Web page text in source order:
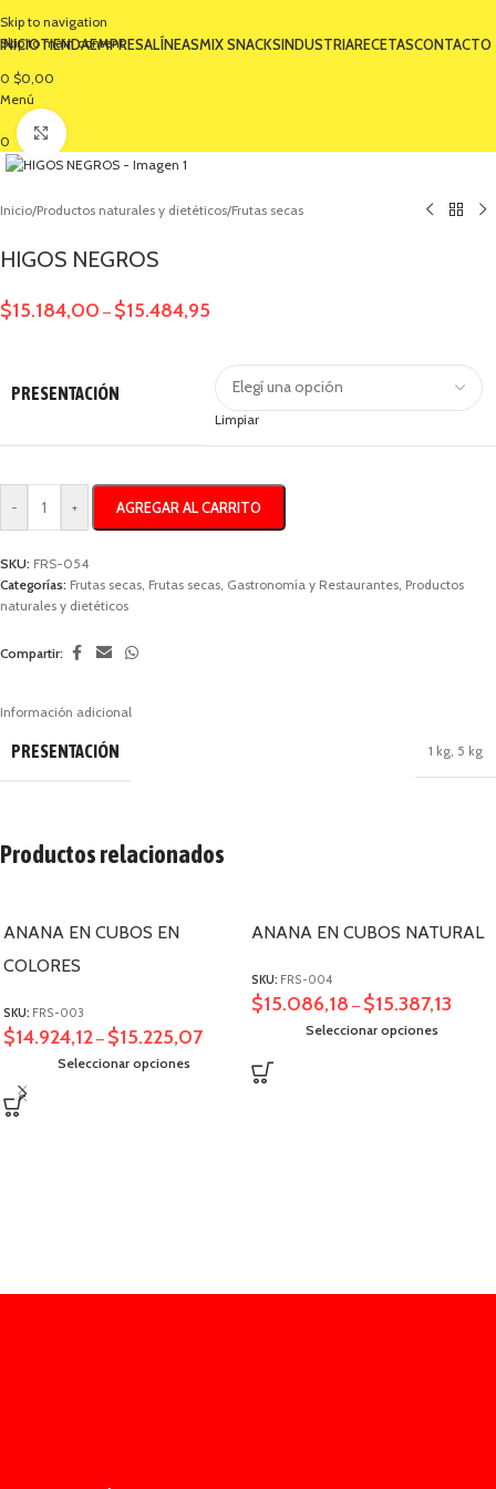
Skip to navigation
Skip to main content
INICIOTIENDAEMPRESALÍNEASMIX SNACKSINDUSTRIARECETASCONTACTO
0 $0,00
Menú
0
Clic para ampliar
Inicio/Productos naturales y dietéticos/Frutas secas
HIGOS NEGROS
$15.184,00 – $15.484,95
PRESENTACIÓN
Limpiar
- + AGREGAR AL CARRITO
SKU: FRS-054
Categorías: Frutas secas Frutas secas Gastronomía y Restaurantes Productos
naturales y dietéticos
Compartir:
Información adicional
PRESENTACIÓN 1 kg, 5 kg
Productos relacionados
ANANA EN CUBOS EN
COLORES
SKU: FRS-003
$14.924,12 – $15.225,07
Seleccionar opciones
ANANA EN CUBOS NATURAL
SKU: FRS-004
$15.086,18 – $15.387,13
Seleccionar opciones